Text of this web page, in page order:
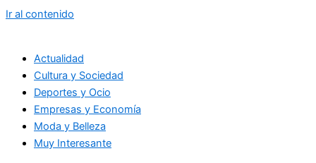
Ir al contenido
Actualidad
Cultura y Sociedad
Deportes y Ocio
Empresas y Economía
Moda y Belleza
Muy Interesante